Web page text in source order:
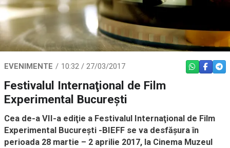
EVENIMENTE 10:32 / 27/03/2017 WHATSAPP
Festivalul Internaţional de Film
Experimental Bucureşti
Cea de-a VII-a ediţie a Festivalul Internaţional de Film
Experimental Bucureşti -BIEFF se va desfăşura în
perioada 28 martie – 2 aprilie 2017, la Cinema Muzeul